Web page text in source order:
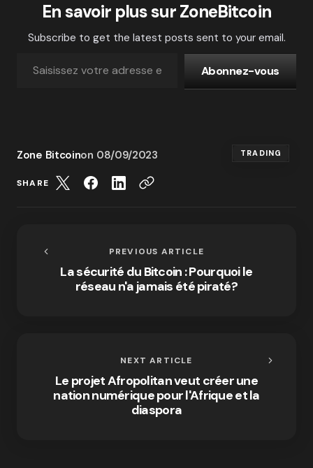
En savoir plus sur ZoneBitcoin
Subscribe to get the latest posts sent to your email.
Abonnez-vous
Zone Bitcoinon 08/09/2023 TRADING
SHARE
PREVIOUS ARTICLE
La sécurité du Bitcoin : Pourquoi le
réseau n'a jamais été piraté?
NEXT ARTICLE
Le projet Afropolitan veut créer une
nation numérique pour l'Afrique et la
diaspora